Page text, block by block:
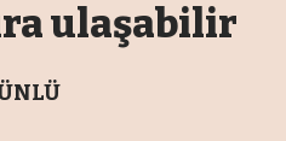
ulaşabilir